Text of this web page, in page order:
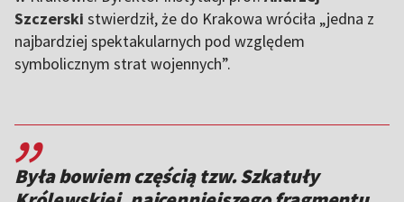
Szczerski stwierdził, że do Krakowa wróciła „jedna z
najbardziej spektakularnych pod względem
symbolicznym strat wojennych”.
,,
Była bowiem częścią tzw. Szkatuły